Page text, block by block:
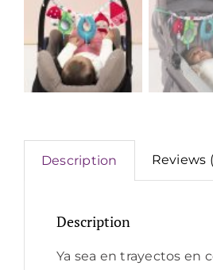
Description Reviews
Description
Ya sea en trayectos en